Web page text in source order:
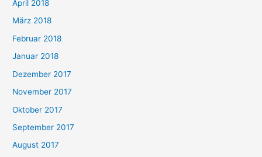
April 2018
März 2018
Februar 2018
Januar 2018
Dezember 2017
November 2017
Oktober 2017
September 2017
August 2017